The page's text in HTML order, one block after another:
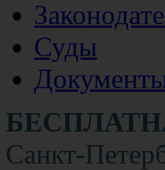
Суды
Санкт-